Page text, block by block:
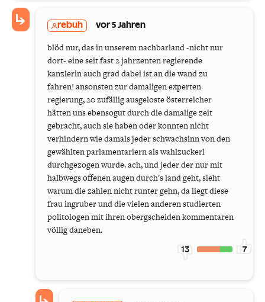
rebuh vor 5 Jahren
blöd nur, das in unserem nachbarland -nicht nur
dort- eine seit fast 2 jahrzenten regierende
kanzlerin auch grad dabei ist an die wand zu
fahren! ansonsten zur damaligen experten
regierung, 20 zufällig ausgeloste österreicher
hätten uns ebensogut durch die damalige zeit
gebracht, auch sie haben oder konnten nicht
verhindern wie damals jeder schwachsinn von den
gewählten parlamentariern als wahlzuckerl
durchgezogen wurde. ach, und jeder der nur mit
halbwegs offenen augen durch's land geht, sieht
warum die zahlen nicht runter gehn, da liegt diese
frau ingruber und die vielen anderen studierten
politologen mit ihren obergscheiden kommentaren
völlig daneben.
13 7